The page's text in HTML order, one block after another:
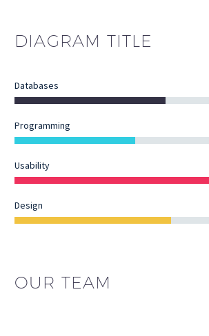
DIAGRAM TITLE
Databases
Programming
Usability
Design
OUR TEAM